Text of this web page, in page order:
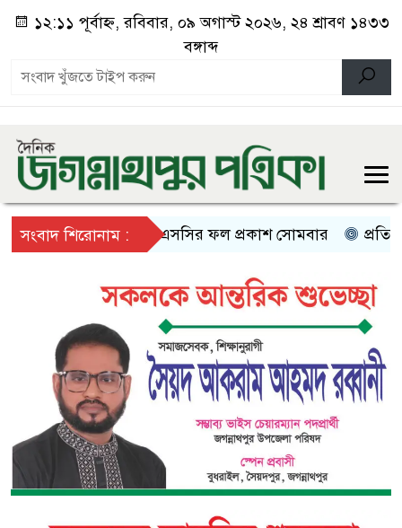
১২:১১ পূর্বাহ্ন, রবিবার, ০৯ অগাস্ট ২০২৬, ২৪ শ্রাবণ ১৪৩৩
বঙ্গাব্দ
সংবাদ শিরোনাম :এসএসসির ফল প্রকাশ সোমবার প্রতিবেশী